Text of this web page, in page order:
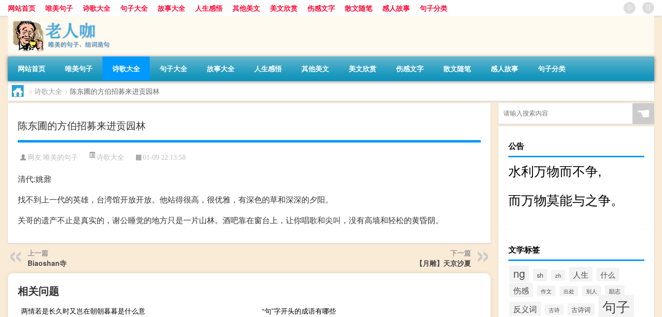
网站首页 唯美句子 诗歌大全 句子大全 故事大全 人生感悟 其他美文 美文欣赏 伤感文字 散文随笔 感人故事 句子分类
网站首页 唯美句子 诗歌大全 句子大全 故事大全 人生感悟 其他美文 美文欣赏 伤感文字 散文随笔 感人故事 句子分类
> 诗歌大全 > 陈东圃的方伯招募来进贡园林
陈东圃的方伯招募来进贡园林
网友:唯美的句子 诗歌大全 01-09 22:13:58
清代:姚鼐
找不到上一代的英雄，台湾馆开放开放。他站得很高，很优雅，有深色的草和深深的夕阳。
关哥的遗产不止是真实的，谢公睡觉的地方只是一片山林。酒吧靠在窗台上，让你唱歌和尖叫，没有高墙和轻松的黄昏阴。
上一篇
Biaoshan寺
下一篇
【月雕】天京沙夏
相关问题
两情若是长久时又岂在朝朝暮暮是什么意
“句”字开头的成语有哪些
☚
公告
水利万物而不争,
而万物莫能与之争。
文学标签
ng sh zh 人生 什么
伤感 作文 出处 别人 励志
反义词 古诗 古诗词 句子